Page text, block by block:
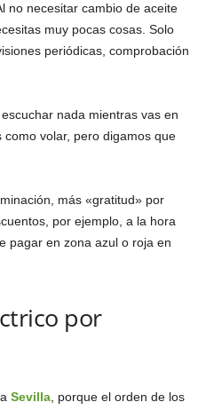
no necesitar cambio de aceite
muy pocas cosas. Solo
periódicas, comprobación
nada mientras vas en
volar, pero digamos que
más «gratitud» por
por ejemplo, a la hora
pagar en zona azul o roja en
por
Sevilla , porque el orden de los